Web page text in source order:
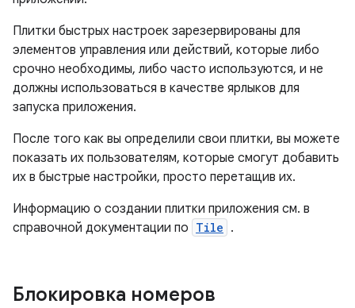
Плитки быстрых настроек зарезервированы для
элементов управления или действий, которые либо
срочно необходимы, либо часто используются, и не
должны использоваться в качестве ярлыков для
запуска приложения.
После того как вы определили свои плитки, вы можете
показать их пользователям, которые смогут добавить
их в быстрые настройки, просто перетащив их.
Информацию о создании плитки приложения см. в
справочной документации по Tile .
Блокировка номеров